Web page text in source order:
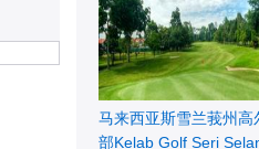
马来西亚斯雪兰莪州高
部Kelab Golf Seri